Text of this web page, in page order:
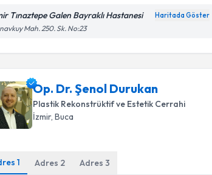
Tınaztepe Galen Bayraklı Hastanesi Haritada Göster
Mah. 250. Sk. No:23
Op. Dr. Şenol Durukan
Plastik Rekonstrüktif ve Estetik Cerrahi
İzmir, Buca
1 Adres 2 Adres3